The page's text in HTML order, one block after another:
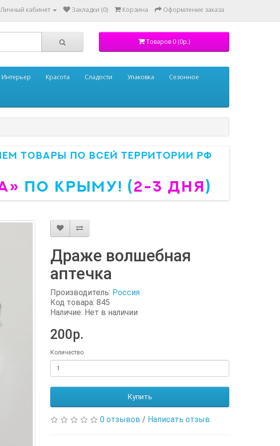
Личный кабинет Закладки (0) Корзина Оформление заказа
Товаров 0 (0р.)
Интерьер Красота Сладости Упаковка Сезонное
Драже волшебная
аптечка
Производитель: Россия
Код товара: 845
Наличие: Нет в наличии
200р.
Количество
Купить
0 отзывов / Написать отзыв